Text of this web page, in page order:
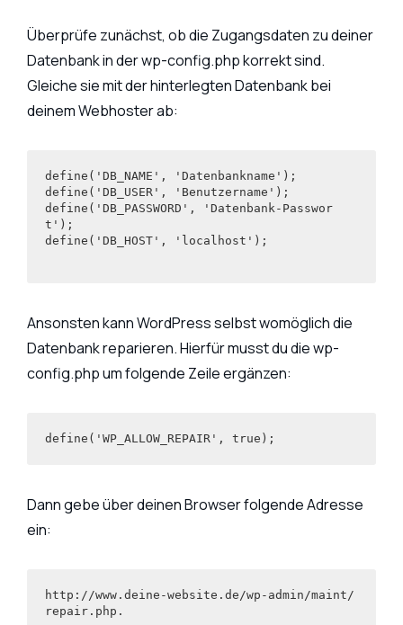
Überprüfe zunächst, ob die Zugangsdaten zu deiner
Datenbank in der wp-config.php korrekt sind.
Gleiche sie mit der hinterlegten Datenbank bei
deinem Webhoster ab:
define('DB_NAME', 'Datenbankname');
define('DB_USER', 'Benutzername');
define('DB_PASSWORD', 'Datenbank-Passwor
t');
define('DB_HOST', 'localhost');
Ansonsten kann WordPress selbst womöglich die
Datenbank reparieren. Hierfür musst du die wp-
config.php um folgende Zeile ergänzen:
define('WP_ALLOW_REPAIR', true);
Dann gebe über deinen Browser folgende Adresse
ein:
http://www.deine-website.de/wp-admin/maint/
repair.php.